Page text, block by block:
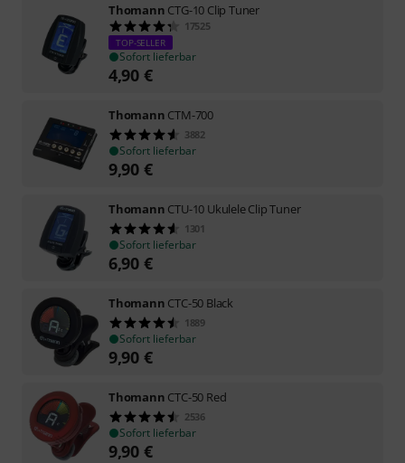
Thomann CTG-10 Clip Tuner
17525
TOP-SELLER
Sofort lieferbar
4,90 €
Thomann CTM-700
3882
Sofort lieferbar
9,90 €
Thomann CTU-10 Ukulele Clip Tuner
1301
Sofort lieferbar
6,90 €
Thomann CTC-50 Black
1889
Sofort lieferbar
9,90 €
Thomann CTC-50 Red
2536
Sofort lieferbar
9,90 €